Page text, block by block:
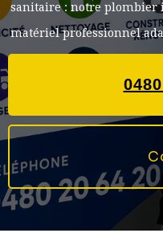
sanitaire : notre plombier
matériel professionnel